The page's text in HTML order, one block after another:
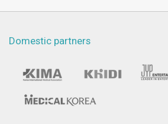
Domestic partners